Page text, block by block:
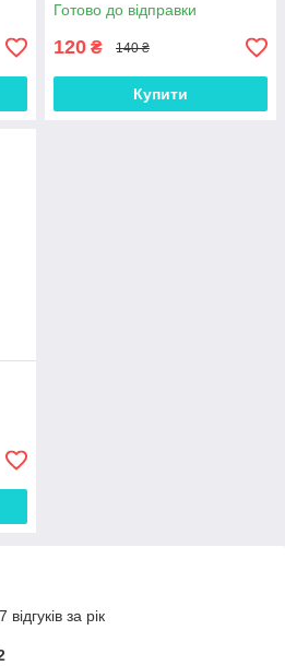
Готово до відправки
120 ₴ 140 ₴
Купити
за рік